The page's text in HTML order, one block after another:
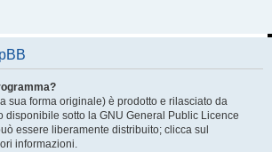
sua forma originale) è prodotto e rilasciato da
disponibile sotto la GNU General Public Licence
essere liberamente distribuito; clicca sul
informazioni.